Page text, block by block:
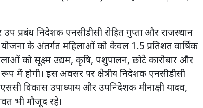
प्रबंध निदेशक एनसीडीसी रोहित गुप्ता और राजस्थान
के अंतर्गत महिलाओं को केवल 1.5 प्रतिशत वार्षिक
को सूक्ष्म उद्यम, कृषि, पशुपालन, छोटे कारोबार और
में होगी। इस अवसर पर क्षेत्रीय निदेशक एनसीडीसी
विकास उपाध्याय और उपनिदेशक मीनाक्षी यादव,
भी मौजूद रहे।